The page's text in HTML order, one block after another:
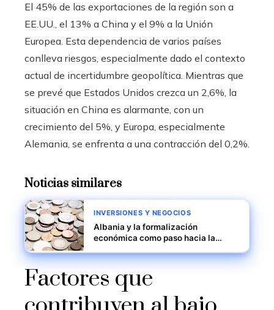
El 45% de las exportaciones de la región son a
EE.UU., el 13% a China y el 9% a la Unión
Europea. Esta dependencia de varios países
conlleva riesgos, especialmente dado el contexto
actual de incertidumbre geopolítica. Mientras que
se prevé que Estados Unidos crezca un 2,6%, la
situación en China es alarmante, con un
crecimiento del 5%, y Europa, especialmente
Alemania, se enfrenta a una contracción del 0,2%.
Noticias similares
INVERSIONES Y NEGOCIOS
Albania y la formalización
económica como paso hacia la
Factores que